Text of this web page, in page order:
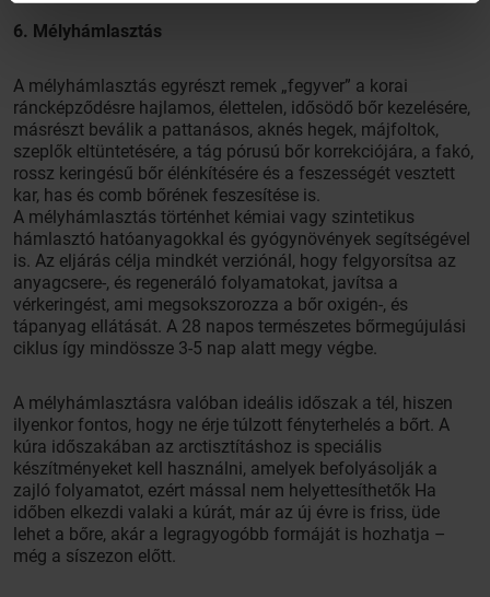
6. Mélyhámlasztás
A mélyhámlasztás egyrészt remek „fegyver” a korai
ráncképződésre hajlamos, élettelen, idősödő bőr kezelésére,
másrészt beválik a pattanásos, aknés hegek, májfoltok,
szeplők eltüntetésére, a tág pórusú bőr korrekciójára, a fakó,
rossz keringésű bőr élénkítésére és a feszességét vesztett
kar, has és comb bőrének feszesítése is.
A mélyhámlasztás történhet kémiai vagy szintetikus
hámlasztó hatóanyagokkal és gyógynövények segítségével
is. Az eljárás célja mindkét verziónál, hogy felgyorsítsa az
anyagcsere-, és regeneráló folyamatokat, javítsa a
vérkeringést, ami megsokszorozza a bőr oxigén-, és
tápanyag ellátását. A 28 napos természetes bőrmegújulási
ciklus így mindössze 3-5 nap alatt megy végbe.
A mélyhámlasztásra valóban ideális időszak a tél, hiszen
ilyenkor fontos, hogy ne érje túlzott fényterhelés a bőrt. A
kúra időszakában az arctisztításhoz is speciális
készítményeket kell használni, amelyek befolyásolják a
zajló folyamatot, ezért mással nem helyettesíthetők Ha
időben elkezdi valaki a kúrát, már az új évre is friss, üde
lehet a bőre, akár a legragyogóbb formáját is hozhatja –
még a síszezon előtt.